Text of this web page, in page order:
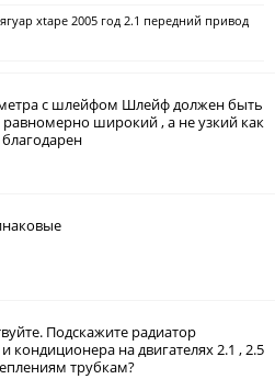
хtape 2005 год 2.1 передний привод
с шлейфом Шлейф должен быть
равномерно широкий , а не узкий как
Подскажите радиатор
кондиционера на двигателях 2.1 , 2.5
трубкам?